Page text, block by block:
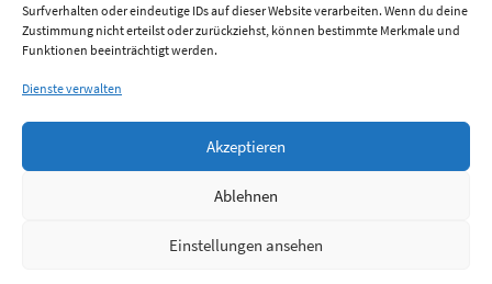
Surfverhalten oder eindeutige IDs auf dieser Website verarbeiten. Wenn du deine
Zustimmung nicht erteilst oder zurückziehst, können bestimmte Merkmale und
Funktionen beeinträchtigt werden.
Dienste verwalten
Akzeptieren
Ablehnen
Einstellungen ansehen
Anmelden